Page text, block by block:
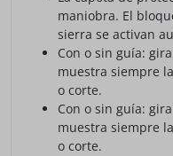
maniobra. El
sierra se activan
Con o sin guía:
muestra siempre
o corte.
Con o sin guía:
muestra siempre
o corte.